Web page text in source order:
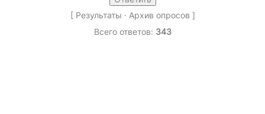
[ Результаты · Архив опросов ]
Всего ответов: 343